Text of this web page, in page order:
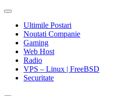
Ultimile Postari
Noutati Companie
Gaming
Web Host
Radio
VPS – Linux | FreeBSD
Securitate